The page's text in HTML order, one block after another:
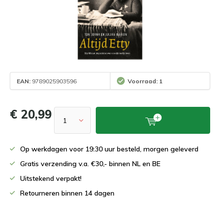
EAN: 9789025903596 Voorraad: 1
€ 20,99
Op werkdagen voor 19:30 uur besteld, morgen geleverd
Gratis verzending v.a. €30,- binnen NL en BE
Uitstekend verpakt!
Retourneren binnen 14 dagen